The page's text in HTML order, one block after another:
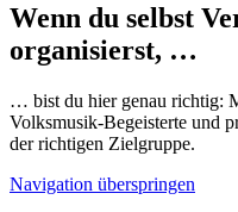
Wenn du selbst
organisierst, …
… bist du hier genau richtig:
Volksmusik-Begeisterte und
der richtigen Zielgruppe.
Navigation überspringen